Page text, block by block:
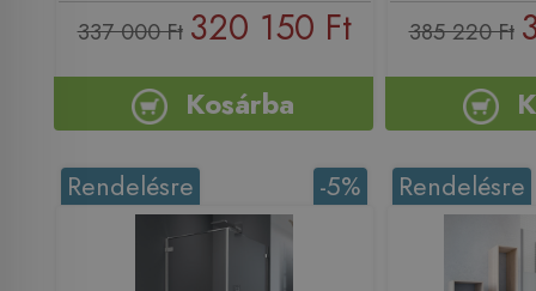
337 000 Ft 320 150 Ft
Kosárba
385 220 Ft
-5%
Rendelésre Rendelésre